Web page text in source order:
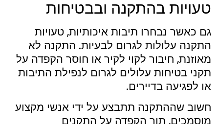
טעויות בהתקנה ובבטיחות
גם כאשר נבחרו תיבות איכותיות, טעויות
התקנה עלולות לגרום לבעיות. התקנה לא
מאוזנת, חיבור לקוי לקיר או חוסר הקפדה על
תקני בטיחות עלולים לגרום לנפילת התיבות
או לפגיעה בדיירים.
חשוב שההתקנה תתבצע על ידי אנשי מקצוע
מוסמכים, תוך הקפדה על התקנים